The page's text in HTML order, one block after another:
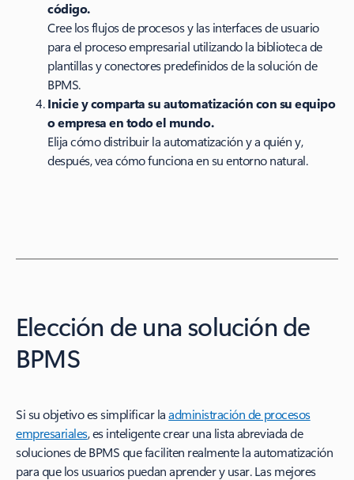
código.
Cree los flujos de procesos y las interfaces de usuario
para el proceso empresarial utilizando la biblioteca de
plantillas y conectores predefinidos de la solución de
BPMS.
Inicie y comparta su automatización con su equipo
o empresa en todo el mundo.
Elija cómo distribuir la automatización y a quién y,
después, vea cómo funciona en su entorno natural.
Elección de una solución de
BPMS
Si su objetivo es simplificar laadministración de procesos
empresariales, es inteligente crear una lista abreviada de
soluciones de BPMS que faciliten realmente la automatización
para que los usuarios puedan aprender y usar. Las mejores